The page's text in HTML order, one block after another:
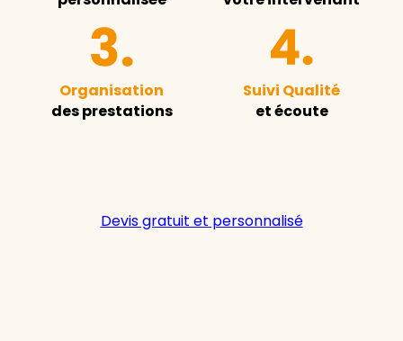
Organisation
des prestations
Suivi Qualité
et écoute
Devis gratuit et personnalisé